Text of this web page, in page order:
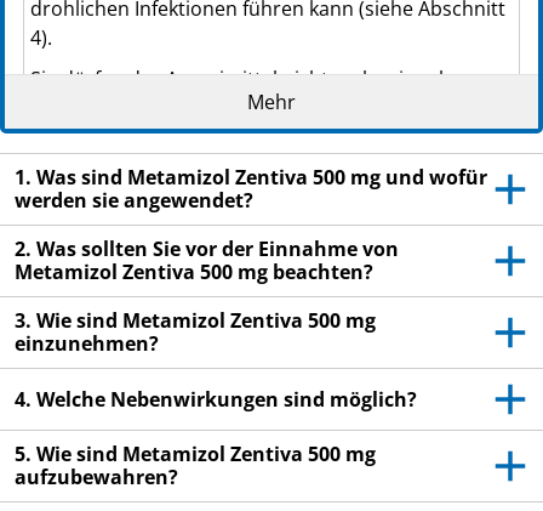
PPN: 111741891052
NTIN: 04150174189103
droh­li­ch­en Infektionen führen kann (siehe Abschnitt
4).
Sie dürfen das Arzneimittel nicht mehr einnehmen
und müssen sofort einen Arzt aufsuchen, wenn ei­
nes der folgenden Zeichen bei Ihnen auftritt: Fieber,
Schüttelfrost, Halsschmerzen, schmerzhafte wunde
Stellen in der Nase, im Mund und im Rachen oder im
Genital- oder Analbereich.
Wenn bei Ihnen jemals eine Agra­nu­lo­zy­to­se
aufgetreten ist, die durch Me­ta­mi­zol oder ein
ähnliches Arzneimittel ausgelöst wurde, dürfen Sie
dieses Arzneimittel nie wieder einnehmen (siehe
Lesen Sie die gesamte Packungsbeilage sorgfältig
durch, bevor Sie mit der Einnahme dieses
Mehr
1. Was sind Metamizol Zentiva 500 mg und wofür
werden sie angewendet?
2. Was sollten Sie vor der Einnahme von
Metamizol Zentiva 500 mg beachten?
3. Wie sind Metamizol Zentiva 500 mg
einzunehmen?
4. Welche Nebenwirkungen sind möglich?
5. Wie sind Metamizol Zentiva 500 mg
aufzubewahren?